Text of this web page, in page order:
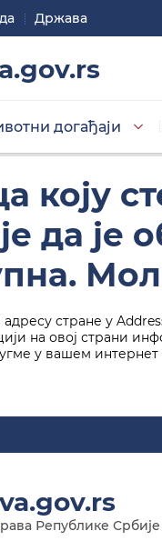
Држава
догађаји
слова
тема
коју
да је
стране у
на овој страни
у вашем интернет
Републике Србије
Play